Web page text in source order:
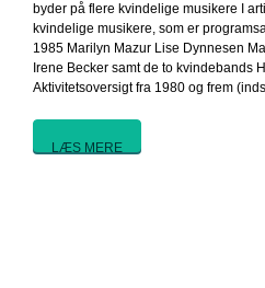
byder på flere kvindelige musikere I
kvindelige musikere, som er
1985 Marilyn Mazur Lise Dynnesen
Irene Becker samt de to kvindebands
Aktivitetsoversigt fra 1980 og frem
LÆS MERE